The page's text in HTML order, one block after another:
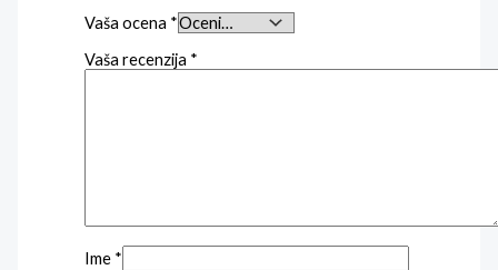
Vaša ocena *
Vaša recenzija *
Ime *